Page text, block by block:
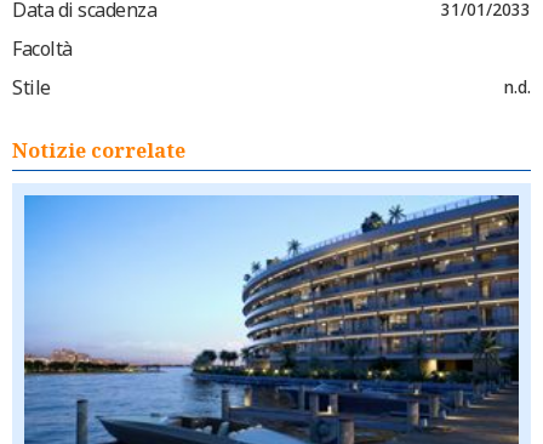
Data di scadenza 31/01/2033
Facoltà
Stile
n.d.
Notizie correlate